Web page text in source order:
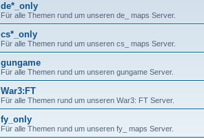
de*_only
Für alle Themen rund um unseren de_ maps Server.
cs*_only
Für alle Themen rund um unseren cs_ maps Server.
gungame
Für alle Themen rund um unseren gungame Server.
War3:FT
Für alle Themen rund um unseren War3: FT Server.
fy_only
Für alle Themen rund um unseren fy_ maps Server.